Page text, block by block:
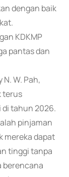
dengan baik
KDKMP
pantas dan
W. Pah,
terus
di tahun 2026.
pinjaman
mereka dapat
tinggi tanpa
berencana